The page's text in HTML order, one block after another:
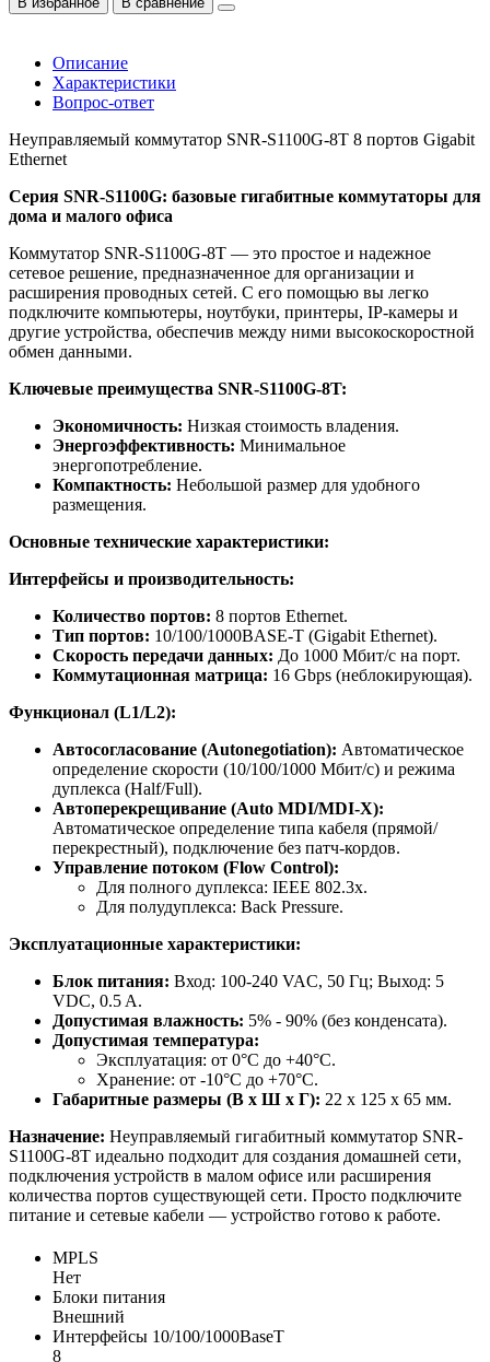
Описание
Характеристики
Вопрос-ответ
Неуправляемый коммутатор SNR-S1100G-8T 8 портов Gigabit
Ethernet
Серия SNR-S1100G: базовые гигабитные коммутаторы для
дома и малого офиса
Коммутатор SNR-S1100G-8T — это простое и надежное
сетевое решение, предназначенное для организации и
расширения проводных сетей. С его помощью вы легко
подключите компьютеры, ноутбуки, принтеры, IP-камеры и
другие устройства, обеспечив между ними высокоскоростной
обмен данными.
Ключевые преимущества SNR-S1100G-8T:
Экономичность: Низкая стоимость владения.
Энергоэффективность: Минимальное
энергопотребление.
Компактность: Небольшой размер для удобного
размещения.
Основные технические характеристики:
Интерфейсы и производительность:
Количество портов: 8 портов Ethernet.
Тип портов: 10/100/1000BASE-T (Gigabit Ethernet).
Скорость передачи данных: До 1000 Мбит/с на порт.
Коммутационная матрица: 16 Gbps (неблокирующая).
Функционал (L1/L2):
Автосогласование (Autonegotiation): Автоматическое
определение скорости (10/100/1000 Мбит/с) и режима
дуплекса (Half/Full).
Автоперекрещивание (Auto MDI/MDI-X):
Автоматическое определение типа кабеля (прямой/
перекрестный), подключение без патч-кордов.
Управление потоком (Flow Control):
Для полного дуплекса: IEEE 802.3x.
Для полудуплекса: Back Pressure.
Эксплуатационные характеристики:
Блок питания: Вход: 100-240 VAC, 50 Гц; Выход: 5
VDC, 0.5 A.
Допустимая влажность: 5% - 90% (без конденсата).
Допустимая температура:
Эксплуатация: от 0°C до +40°C.
Хранение: от -10°C до +70°C.
Габаритные размеры (В x Ш x Г): 22 x 125 x 65 мм.
Назначение: Неуправляемый гигабитный коммутатор SNR-
S1100G-8T идеально подходит для создания домашней сети,
подключения устройств в малом офисе или расширения
количества портов существующей сети. Просто подключите
питание и сетевые кабели — устройство готово к работе.
MPLS
Нет
Блоки питания
Внешний
Интерфейсы 10/100/1000BaseT
8